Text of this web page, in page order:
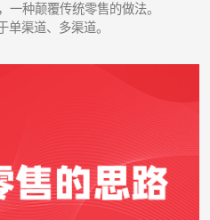
，一种颠覆传统零售的做法。
单渠道、多渠道。